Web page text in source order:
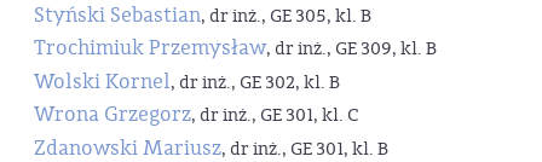
Styński Sebastian, dr inż., GE 305, kl. B
Trochimiuk Przemysław, dr inż., GE 309, kl. B
Wolski Kornel, dr inż., GE 302, kl. B
Wrona Grzegorz, dr inż., GE 301, kl. C
Zdanowski Mariusz, dr inż., GE 301, kl. B